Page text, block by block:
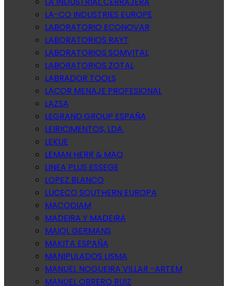
LA-CO INDUSTRIES EUROPE
LABORATORIO ECONOVAR
LABORATORIOS RAYT
LABORATORIOS SOMVITAL
LABORATORIOS ZOTAL
LABRADOR TOOLS
LACOR MENAJE PROFESIONAL
LAZSA
LEGRAND GROUP ESPAÑA
LEIRICIMENTOS, LDA.
LEKUE
LEMAN HERR & MAQ
LINEA PLUS ESSEGE
LOPEZ BLANCO
LUCECO SOUTHERN EUROPA
MACODIAM
MADEIRA Y MADEIRA
MAIOL GERMANS
MAKITA ESPAÑA
MANIPULADOS LISMA
MANUEL NOGUEIRA VILLAR -ARTEM
MANUEL OBRERO RUIZ